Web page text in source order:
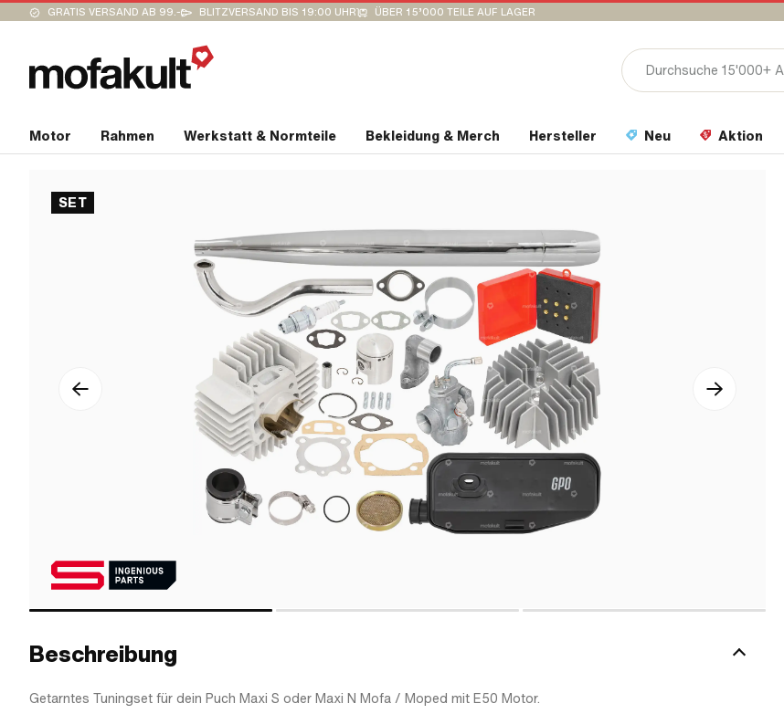
GRATIS VERSAND AB 99.- BLITZVERSAND BIS 19:00 UHR ÜBER 15’000 TEILE AUF LAGER
Motor Rahmen Werkstatt & Normteile Bekleidung & Merch Hersteller Neu Aktion
SET
Beschreibung
Getarntes Tuningset für dein Puch Maxi S oder Maxi N Mofa / Moped mit E50 Motor.